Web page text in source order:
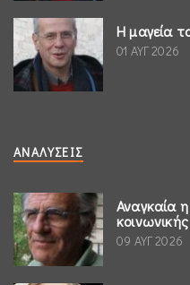
Η μαγεία
01 ΑΥΓ 2026
ΑΝΑΛΎΣΕΙΣ
Αναγκαία
09 ΑΥΓ 2026